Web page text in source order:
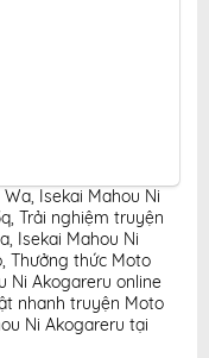
Isekai Mahou Ni
, Trải nghiệm truyện
Isekai Mahou Ni
, Thưởng thức Moto
Ni Akogareru online
nhanh truyện Moto
Ni Akogareru tại